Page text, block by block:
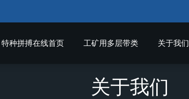
特种拼搏在线首页 工矿用多层带类 关于我们
关于我们